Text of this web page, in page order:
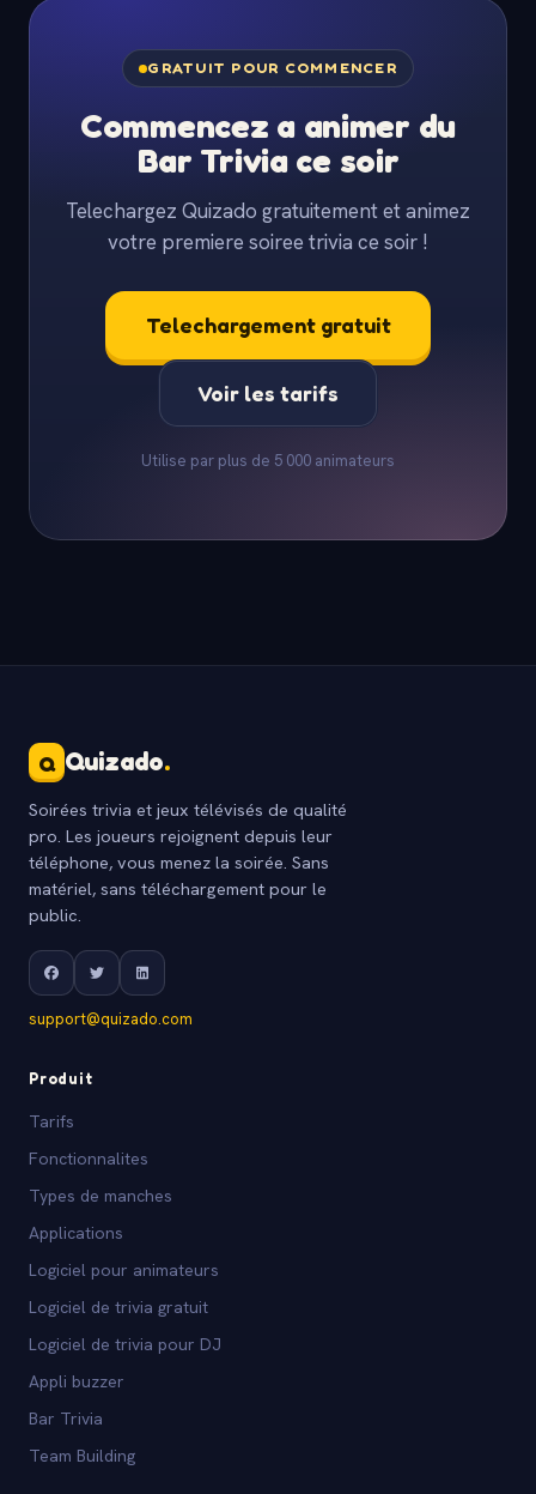
GRATUIT POUR COMMENCER
Commencez a animer du
Bar Trivia ce soir
Telechargez Quizado gratuitement et animez
votre premiere soiree trivia ce soir !
Telechargement gratuit
Voir les tarifs
Utilise par plus de 5 000 animateurs
Q Quizado.
Soirées trivia et jeux télévisés de qualité
pro. Les joueurs rejoignent depuis leur
téléphone, vous menez la soirée. Sans
matériel, sans téléchargement pour le
public.
support@quizado.com
Produit
Tarifs
Fonctionnalites
Types de manches
Applications
Logiciel pour animateurs
Logiciel de trivia gratuit
Logiciel de trivia pour DJ
Appli buzzer
Bar Trivia
Team Building